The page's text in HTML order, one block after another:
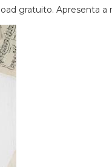
gratuito. Apresenta